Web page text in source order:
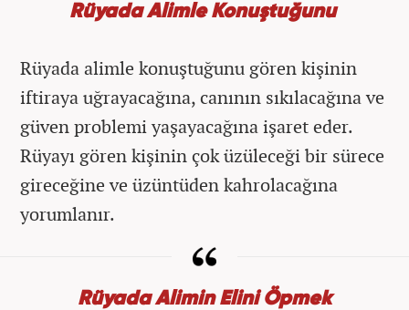
Rüyada Alimle Konuştuğunu
Rüyada alimle konuştuğunu gören kişinin
iftiraya uğrayacağına, canının sıkılacağına ve
güven problemi yaşayacağına işaret eder.
Rüyayı gören kişinin çok üzüleceği bir sürece
gireceğine ve üzüntüden kahrolacağına
yorumlanır.
Rüyada Alimin Elini Öpmek